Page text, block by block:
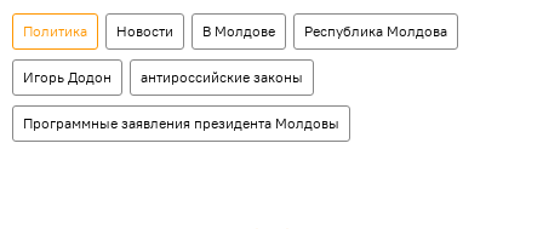
Политика Новости В Молдове Республика Молдова
Игорь Додон антироссийские законы
Программные заявления президента Молдовы